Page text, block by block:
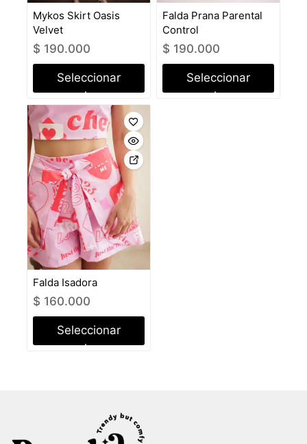
Mykos Skirt Oasis
Velvet
$ 190.000
Seleccionar
opciones
Falda Prana Parental
Control
$ 190.000
Seleccionar
opciones
Falda Isadora
$ 160.000
Seleccionar
opciones